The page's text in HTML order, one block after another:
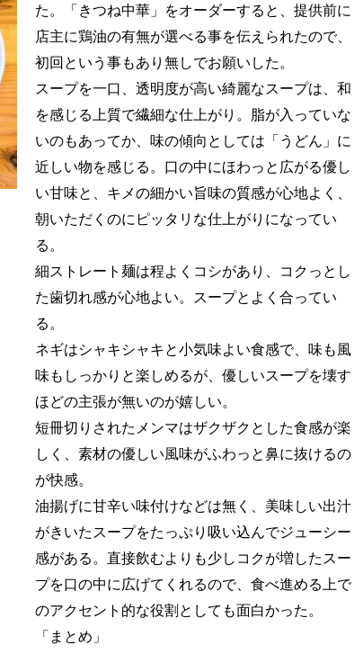
た。「きつね中華」をオーダーすると、提供前に
店主に鶏油の有無が選べる事を伝えられたので、
初回という事もあり無しでお願いした。
スープを一口、透明度が高い綺麗なスープは、和
を感じる上質で繊細な仕上がり。脂が入っていな
いのもあってか、味の傾向としては「うどん」に
近しい物を感じる。口の中にほわっと広がる優し
い甘味と、キメの細かい旨味の質感が心地よく、
朝いただくのにピッタリな仕上がりになってい
る。
細ストレート麺は程よくコシがあり、コクっとし
た歯切れ感が心地よい。スープとよく合ってい
る。
ネギはシャキシャキと小気味よい食感で、味も風
味もしっかりと楽しめるが、優しいスープを壊す
ほどの主張が無いのが嬉しい。
短冊切りされたメンマはザクザクとした食感が楽
しく、素材の優しい風味がふわっと鼻に抜けるの
が快感。
油揚げに甘辛い味付けなどは無く、美味しい出汁
がきいたスープをたっぷり吸い込んでジューシー
感がある。直接飲むよりも少しコクが増したスー
プを口の中に広げてくれるので、食べ進める上で
のアクセント的な役割としても面白かった。
「まとめ」